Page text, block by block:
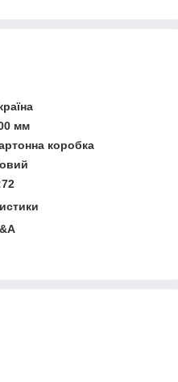
мм
коробка